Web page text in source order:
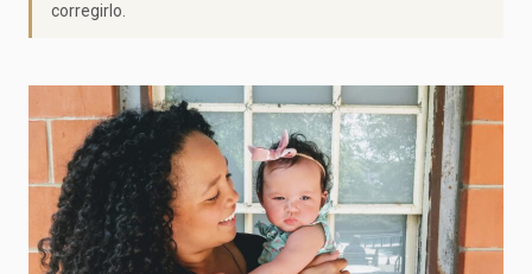
corregirlo.